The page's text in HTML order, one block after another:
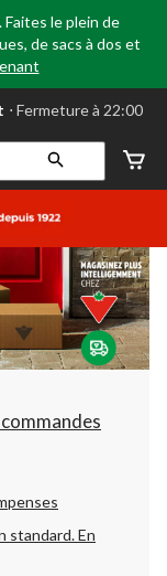
le plein de
de sacs à dos et
⋅ Fermeture à 22:00
standard.En